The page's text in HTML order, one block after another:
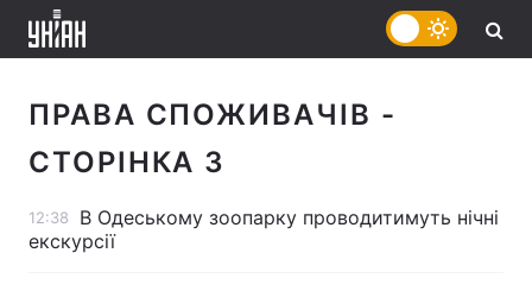
ПРАВА СПОЖИВАЧІВ -
СТОРІНКА 3
12:38
В Одеському зоопарку проводитимуть нічні
екскурсії